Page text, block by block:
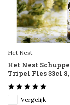
Het Nest
Het Nest
Tripel Fles 33cl
Vergelijk